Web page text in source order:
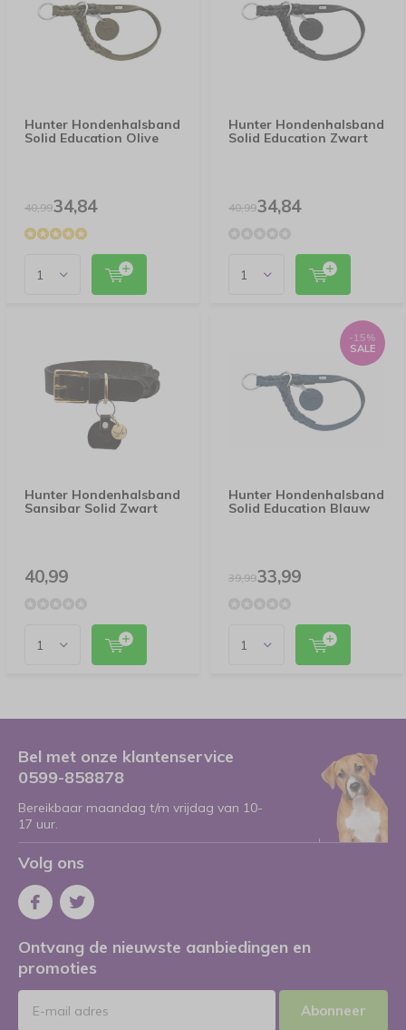
Hunter Hondenhalsband
Solid Education Olive
40,9934,84
Hunter Hondenhalsband
Solid Education Zwart
40,9934,84
Hunter Hondenhalsband
Sansibar Solid Zwart
40,99
Hunter Hondenhalsband
Solid Education Blauw
-15%
SALE
39,9933,99
Bel met onze klantenservice
0599-858878
Bereikbaar maandag t/m vrijdag van 10-
17 uur.
Volg ons
Ontvang de nieuwste aanbiedingen en
promoties
Abonneer